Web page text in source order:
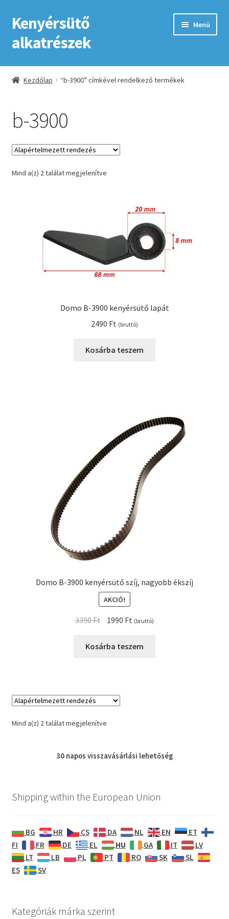
Ugrás
a
navigációhoz
Kilépés
a
tartalomba
Kenyérsütő
alkatrészek
Menü
Kezdőlap
ÁSZF
Fiókom
GYIK
Kapcsolat
Kenyérsütő alkatrészek modellszám alapján
Tippek, tanácsok kenyérsütő szereléshez és
Kezdőlap “b-3900” címkével rendelkező termékek
b-3900
Mind a(z) 2 találat megjelenítve
Domo B-3900 kenyérsütő lapát
2490 Ft (bruttó)
Kosárba teszem
Domo B-3900 kenyérsütő szíj, nagyobb ékszíj
AKCIÓ!
3390Ft Original
was:
1990 Ft Current
is:
(bruttó)
Kosárba teszem
Mind a(z) 2 találat megjelenítve
30 napos visszavásárlási lehetőség
Shipping within the European Union
BG HR CS DA NL EN
ET
FI
FR DE EL HU GA IT
LV
LT
LB PL PT RO SK
SL
ES
SV
Kategóriák márka szerint